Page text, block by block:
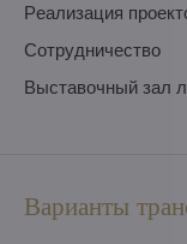
Pеализация
Сотрудничество
Выставочный зал
Варианты